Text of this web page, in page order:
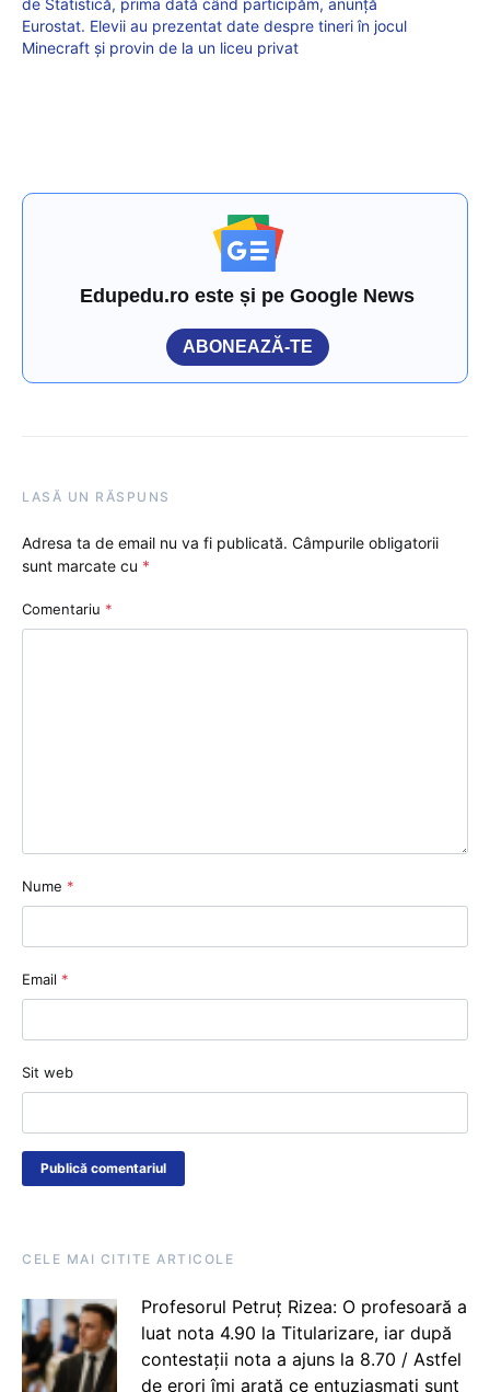
de Statistică, prima dată când participăm, anunță
Eurostat. Elevii au prezentat date despre tineri în jocul
Minecraft și provin de la un liceu privat
Edupedu.ro este și pe Google News
ABONEAZĂ-TE
LASĂ UN RĂSPUNS
Adresa ta de email nu va fi publicată. Câmpurile obligatorii
sunt marcate cu *
Comentariu *
Nume *
Email *
Sit web
CELE MAI CITITE ARTICOLE
Profesorul Petruț Rizea: O profesoară a
luat nota 4.90 la Titularizare, iar după
contestații nota a ajuns la 8.70 / Astfel
de erori îmi arată ce entuziasmați sunt